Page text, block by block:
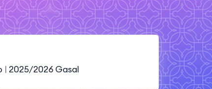
| 2025/2026 Gasal